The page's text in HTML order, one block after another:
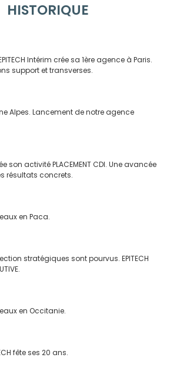
HISTORIQUE
Intérim crée sa 1ère agence à Paris.
support et transverses.
Alpes. Lancement de notre agence
son activité PLACEMENT CDI. Une avancée
résultats concrets.
en Paca.
stratégiques sont pourvus. EPITECH
en Occitanie.
fête ses 20 ans.